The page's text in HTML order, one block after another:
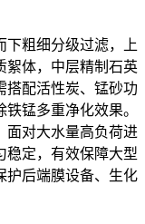
下粗细分级过滤，上
絮体，中层精制石英
搭配活性炭、锰砂功
锰多重净化效果。
面对大水量高负荷进
稳定，有效保障大型
护后端膜设备、生化